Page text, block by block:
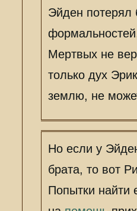
Эйден потерял
Мертвых не
только дух
землю, не
Но если у
брата, то вот
Попытки найти